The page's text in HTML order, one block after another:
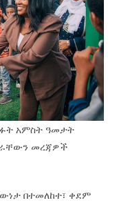
አምስት ዓመታት
መረጃዎች
በተመለከተ፣ ቀደም